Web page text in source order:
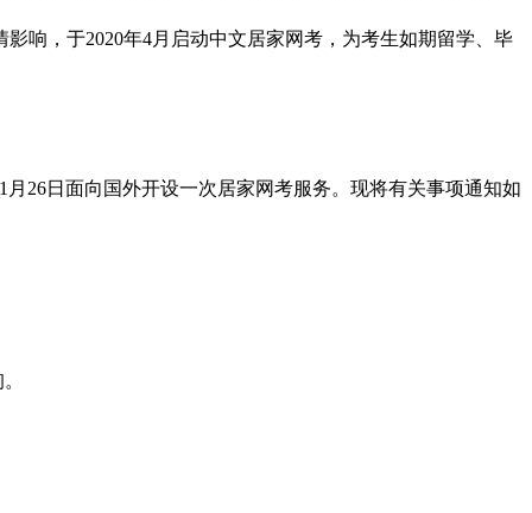
响，于2020年4月启动中文居家网考，为考生如期留学、毕
26日面向国外开设一次居家网考服务。现将有关事项通知如